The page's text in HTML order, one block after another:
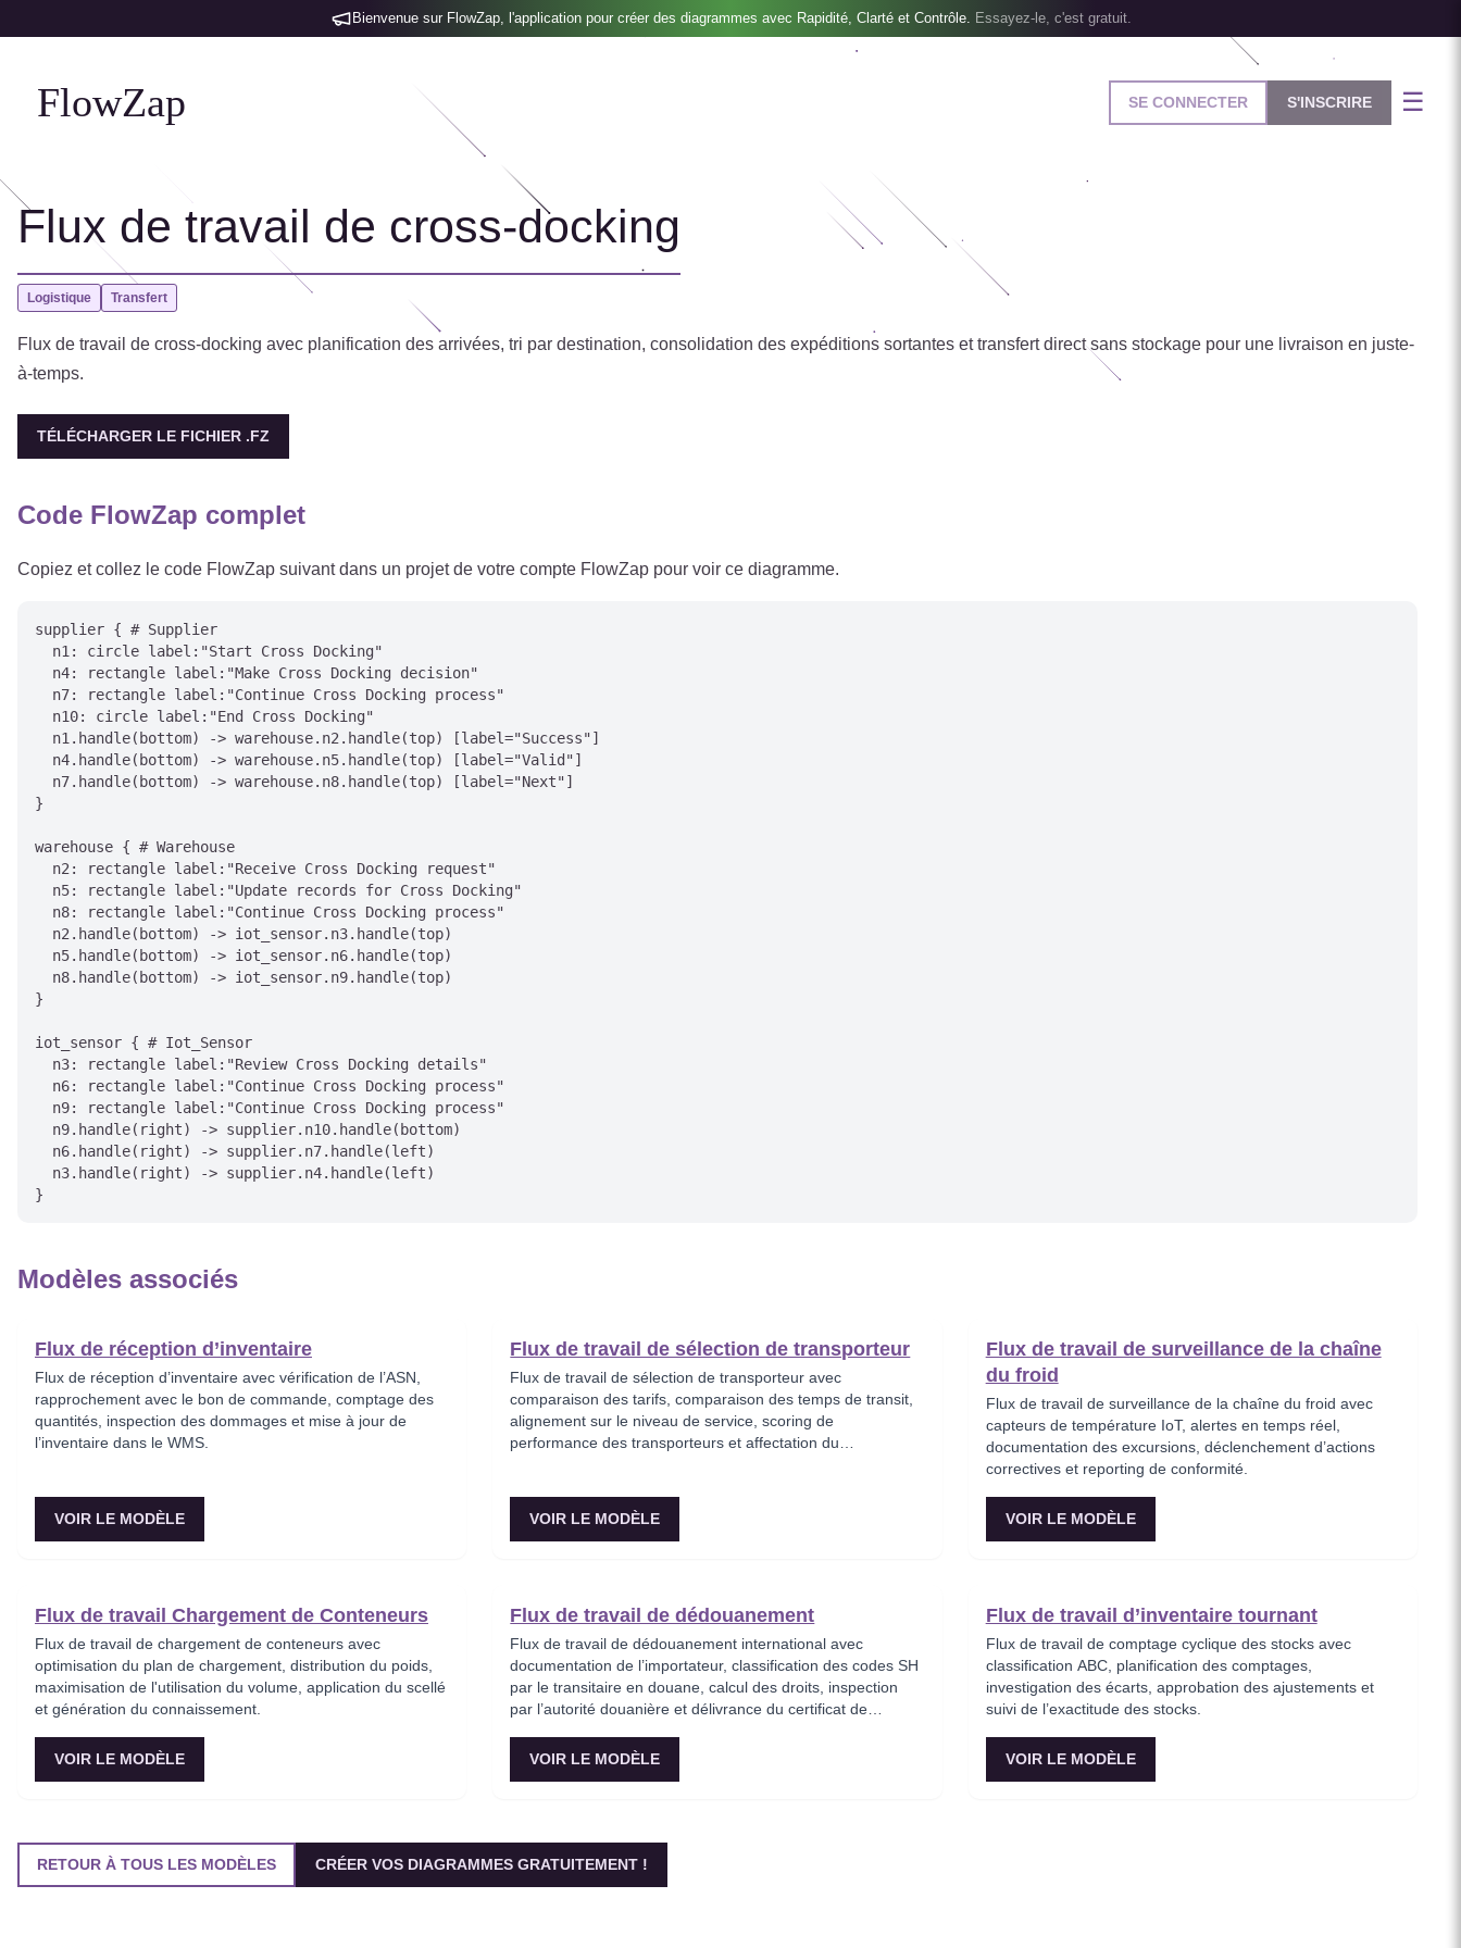
Bienvenue sur FlowZap, l'application pour créer des diagrammes avec Rapidité, Clarté et Contrôle. Essayez-le, c'est gratuit.
FlowZap SE CONNECTER S'INSCRIRE ☰
Flux de travail de cross-docking
Logistique Transfert
Flux de travail de cross-docking avec planification des arrivées, tri par destination, consolidation des expéditions sortantes et transfert direct sans stockage pour une livraison en juste-
à-temps.
TÉLÉCHARGER LE FICHIER .FZ
Code FlowZap complet
Copiez et collez le code FlowZap suivant dans un projet de votre compte FlowZap pour voir ce diagramme.
supplier { # Supplier
  n1: circle label:"Start Cross Docking"
  n4: rectangle label:"Make Cross Docking decision"
  n7: rectangle label:"Continue Cross Docking process"
  n10: circle label:"End Cross Docking"
  n1.handle(bottom) -> warehouse.n2.handle(top) [label="Success"]
  n4.handle(bottom) -> warehouse.n5.handle(top) [label="Valid"]
  n7.handle(bottom) -> warehouse.n8.handle(top) [label="Next"]
}
warehouse { # Warehouse
  n2: rectangle label:"Receive Cross Docking request"
  n5: rectangle label:"Update records for Cross Docking"
  n8: rectangle label:"Continue Cross Docking process"
  n2.handle(bottom) -> iot_sensor.n3.handle(top)
  n5.handle(bottom) -> iot_sensor.n6.handle(top)
  n8.handle(bottom) -> iot_sensor.n9.handle(top)
}
iot_sensor { # Iot_Sensor
  n3: rectangle label:"Review Cross Docking details"
  n6: rectangle label:"Continue Cross Docking process"
  n9: rectangle label:"Continue Cross Docking process"
  n9.handle(right) -> supplier.n10.handle(bottom)
  n6.handle(right) -> supplier.n7.handle(left)
  n3.handle(right) -> supplier.n4.handle(left)
Modèles associés
Flux de réception d’inventaire
Flux de réception d’inventaire avec vérification de l’ASN,
rapprochement avec le bon de commande, comptage des
quantités, inspection des dommages et mise à jour de
l’inventaire dans le WMS.
VOIR LE MODÈLE
Flux de travail de sélection de transporteur
Flux de travail de sélection de transporteur avec
comparaison des tarifs, comparaison des temps de transit,
alignement sur le niveau de service, scoring de
performance des transporteurs et affectation du
VOIR LE MODÈLE
Flux de travail de surveillance de la chaîne
du froid
Flux de travail de surveillance de la chaîne du froid avec
capteurs de température IoT, alertes en temps réel,
documentation des excursions, déclenchement d’actions
correctives et reporting de conformité.
VOIR LE MODÈLE
Flux de travail Chargement de Conteneurs
Flux de travail de chargement de conteneurs avec
optimisation du plan de chargement, distribution du poids,
maximisation de l'utilisation du volume, application du scellé
et génération du connaissement.
VOIR LE MODÈLE
Flux de travail de dédouanement
Flux de travail de dédouanement international avec
documentation de l’importateur, classification des codes SH
par le transitaire en douane, calcul des droits, inspection
par l’autorité douanière et délivrance du certificat de
VOIR LE MODÈLE
Flux de travail d’inventaire tournant
Flux de travail de comptage cyclique des stocks avec
classification ABC, planification des comptages,
investigation des écarts, approbation des ajustements et
suivi de l’exactitude des stocks.
VOIR LE MODÈLE
RETOUR À TOUS LES MODÈLES CRÉER VOS DIAGRAMMES GRATUITEMENT !